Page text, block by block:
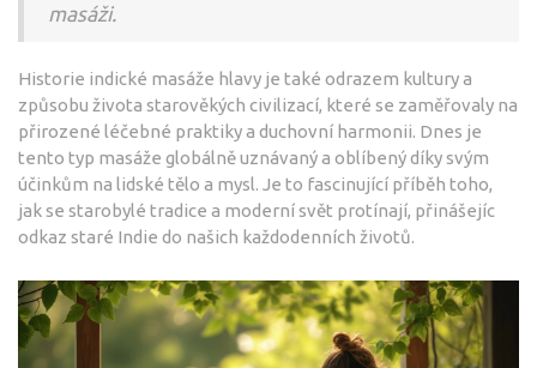
masáži.
Historie indické masáže hlavy je také odrazem kultury a
způsobu života starověkých civilizací, které se zaměřovaly na
přirozené léčebné praktiky a duchovní harmonii. Dnes je
tento typ masáže globálně uznávaný a oblíbený díky svým
účinkům na lidské tělo a mysl. Je to fascinující příběh toho,
jak se starobylé tradice a moderní svět protínají, přinášejíc
odkaz staré Indie do našich každodenních životů.